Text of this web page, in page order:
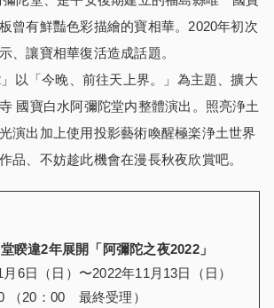
曾有鮮豔色彩描繪的寶相華。2020年初次
、讓寶相華復活造成話題。
」以「今晚、前往天上界。」為主題、擴大
國寶白水阿彌陀堂内整體演出。照亮浄土
演出加上使用投影藝術喚醒極楽浄土世界
品、不妨趁此機會在漫長秋夜欣賞吧。
睽違2年展開「阿彌陀之夜2022」
6日（日）〜2022年11月13日（日）
（20：00 最終受理）